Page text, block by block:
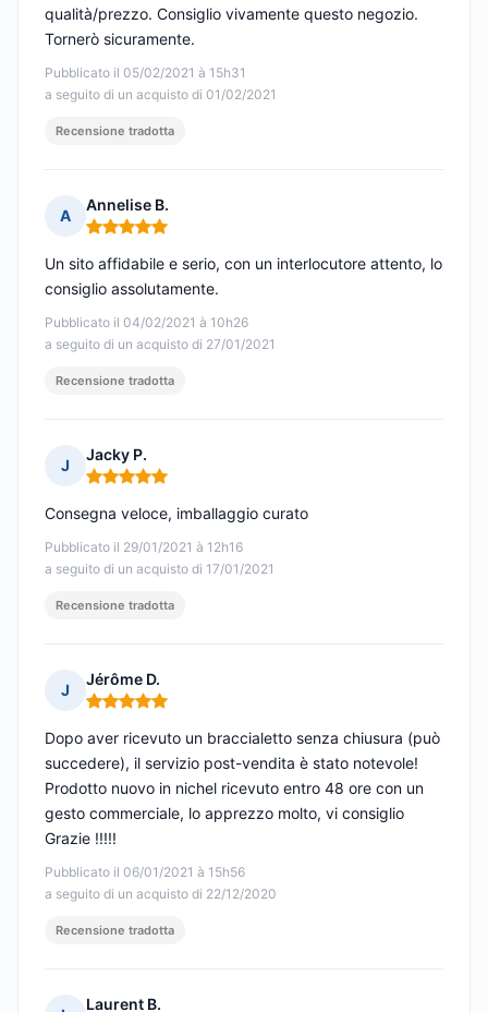
Pubblicato il 05/02/2021 à 15h31
a seguito di un acquisto di 01/02/2021
qualità/prezzo. Consiglio vivamente questo negozio.
Tornerò sicuramente.
Recensione tradotta
A
Annelise B.
Nota: 5 su 5
Pubblicato il 04/02/2021 à 10h26
a seguito di un acquisto di 27/01/2021
Un sito affidabile e serio, con un interlocutore attento, lo
consiglio assolutamente.
Recensione tradotta
J
Jacky P.
Nota: 5 su 5
Pubblicato il 29/01/2021 à 12h16
a seguito di un acquisto di 17/01/2021
Consegna veloce, imballaggio curato
Recensione tradotta
J
Jérôme D.
Nota: 5 su 5
Pubblicato il 06/01/2021 à 15h56
a seguito di un acquisto di 22/12/2020
Dopo aver ricevuto un braccialetto senza chiusura (può
succedere), il servizio post-vendita è stato notevole!
Prodotto nuovo in nichel ricevuto entro 48 ore con un
gesto commerciale, lo apprezzo molto, vi consiglio
Grazie !!!!!
Recensione tradotta
Laurent B.